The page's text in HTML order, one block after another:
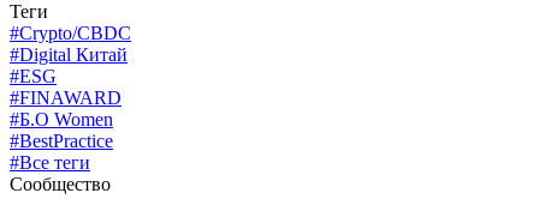
Теги
#Crypto/CBDC
#Digital Китай
#ESG
#FINAWARD
#Б.О Women
#BestPractice
#Все теги
Сообщество